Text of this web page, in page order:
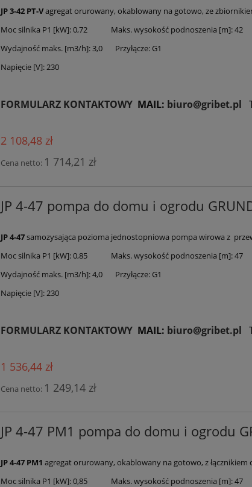
JP 3-42 PT-Vagregat orurowany, okablowany na gotowo, ze
Moc silnika P1 [kW]: 0,72 Maks. wysokość podnoszenia [m]: 42
Wydajność maks. [m3/h]: 3,0 Przyłącze: G1
Napięcie [V]: 230
FORMULARZ KONTAKTOWYMAIL: biuro@gribet.pl
2 108,48 zł
Cena netto: 1 714,21 zł
JP 4-47 pompa do domu i ogrodu
JP 4-47samozysająca pozioma jednostopniowa pompa wirowa z
Moc silnika P1 [kW]: 0,85 Maks. wysokość podnoszenia [m]: 47
Wydajność maks. [m3/h]: 4,0 Przyłącze: G1
Napięcie [V]: 230
FORMULARZ KONTAKTOWYMAIL: biuro@gribet.pl
1 536,44 zł
Cena netto: 1 249,14 zł
JP 4-47 PM1 pompa do domu i ogrodu
JP 4-47 PM1 agregat orurowany, okablowany na gotowo, z łącznikiem
Moc silnika P1 [kW]: 0,85 Maks. wysokość podnoszenia [m]: 47